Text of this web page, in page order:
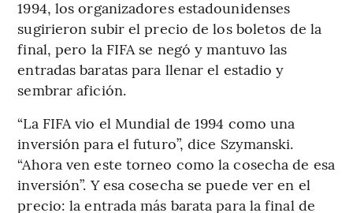
1994, los organizadores estadounidenses
sugirieron subir el precio de los boletos de la
final, pero la FIFA se negó y mantuvo las
entradas baratas para llenar el estadio y
sembrar afición.
“La FIFA vio el Mundial de 1994 como una
inversión para el futuro”, dice Szymanski.
“Ahora ven este torneo como la cosecha de esa
inversión”. Y esa cosecha se puede ver en el
precio: la entrada más barata para la final de